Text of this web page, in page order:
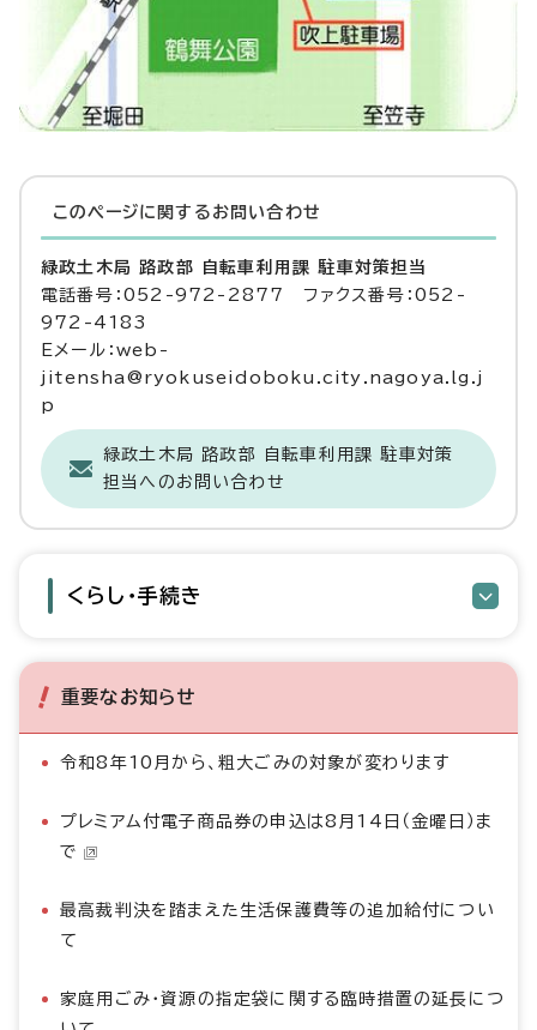
このページに関する お問い合わせ
緑政土木局 路政部 自転車利用課 駐車対策担当
電話番号：052-972-2877 ファクス番号：052-
972-4183
Eメール：web-
jitensha@ryokuseidoboku.city.nagoya.lg.j
p
緑政土木局 路政部 自転車利用課 駐車対策
担当へのお問い合わせ
くらし・手続き
重要なお知らせ
令和8年10月から、粗大ごみの対象が変わります
プレミアム付電子商品券の申込は8月14日（金曜日）ま
で
最高裁判決を踏まえた生活保護費等の追加給付につい
て
家庭用ごみ・資源の指定袋に関する臨時措置の延長につ